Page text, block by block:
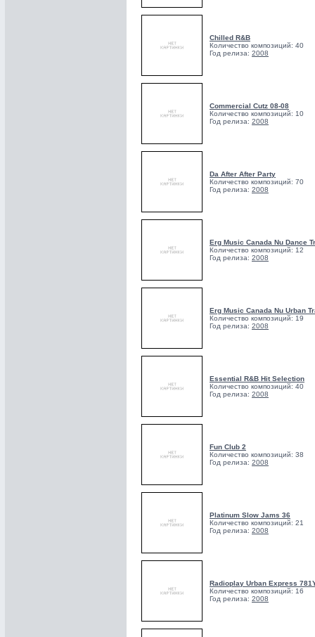
Chilled R&B
Количество композиций: 40
Год релиза: 2008
Commercial Cutz 08-08
Количество композиций: 10
Год релиза: 2008
Da After After Party
Количество композиций: 70
Год релиза: 2008
Erg Music Canada Nu Dance
Количество композиций: 12
Год релиза: 2008
Erg Music Canada Nu Urban
Количество композиций: 19
Год релиза: 2008
Essential R&B Hit Selection
Количество композиций: 40
Год релиза: 2008
Fun Club 2
Количество композиций: 38
Год релиза: 2008
Platinum Slow Jams 36
Количество композиций: 21
Год релиза: 2008
Radioplay Urban Express
Количество композиций: 16
Год релиза: 2008